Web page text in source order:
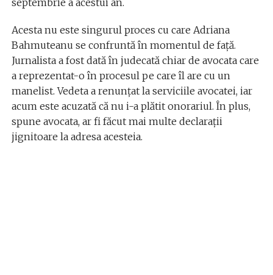
Acesta nu este singurul proces cu care Adriana
Bahmuteanu se confruntă în momentul de față.
Jurnalista a fost dată în judecată chiar de avocata care
a reprezentat-o în procesul pe care îl are cu un
manelist. Vedeta a renunțat la serviciile avocatei, iar
acum este acuzată că nu i-a plătit onorariul. În plus,
spune avocata, ar fi făcut mai multe declarații
jignitoare la adresa acesteia.